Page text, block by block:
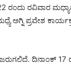
ರಂದು ರವಿವಾರ
ಅಗ್ನಿ ಪ್ರವೇಶ
ಜರುಗಲಿದೆ. ದಿನಾಂಕ್ 17